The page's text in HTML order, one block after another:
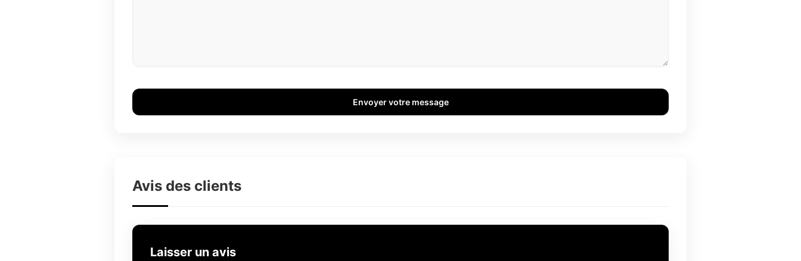
Envoyer votre message
Avis des clients
Laisser un avis